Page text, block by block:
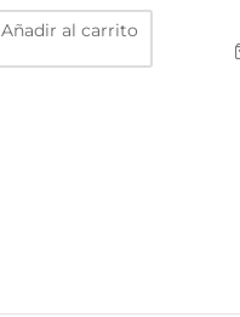
Añadir al carrito